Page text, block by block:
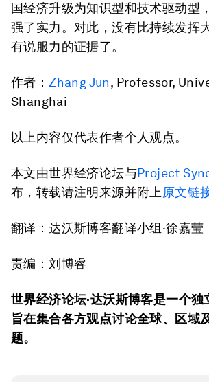
国经济升级为知识型和技术驱动型
强了实力。对此，没有比持续发挥
有说服力的证据了。
作者：Zhang Jun, Professor,
Shanghai
以上内容仅代表作者个人观点。
本文由世界经济论坛与Project
布，转载请注明来源并附上 原文链
翻译：达沃斯博客翻译小组·徐嘉莹
责编：刘博睿
世界经济论坛·达沃斯博客是一个独
旨在集合各方观点讨论全球、区域
题。